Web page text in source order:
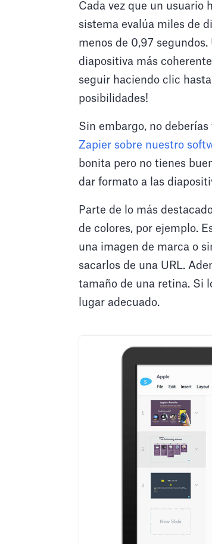
Cada vez que un usuario
sistema evalúa miles de
menos de 0,97
diapositiva más
seguir haciendo clic
posibilidades!
Sin embargo, no
Zapier sobre nuestro
bonita pero no tienes
dar formato a las
Parte de lo más
de colores, por ejemplo.
una imagen de marca o
sacarlos de una URL.
tamaño de una retina. Si
lugar adecuado.